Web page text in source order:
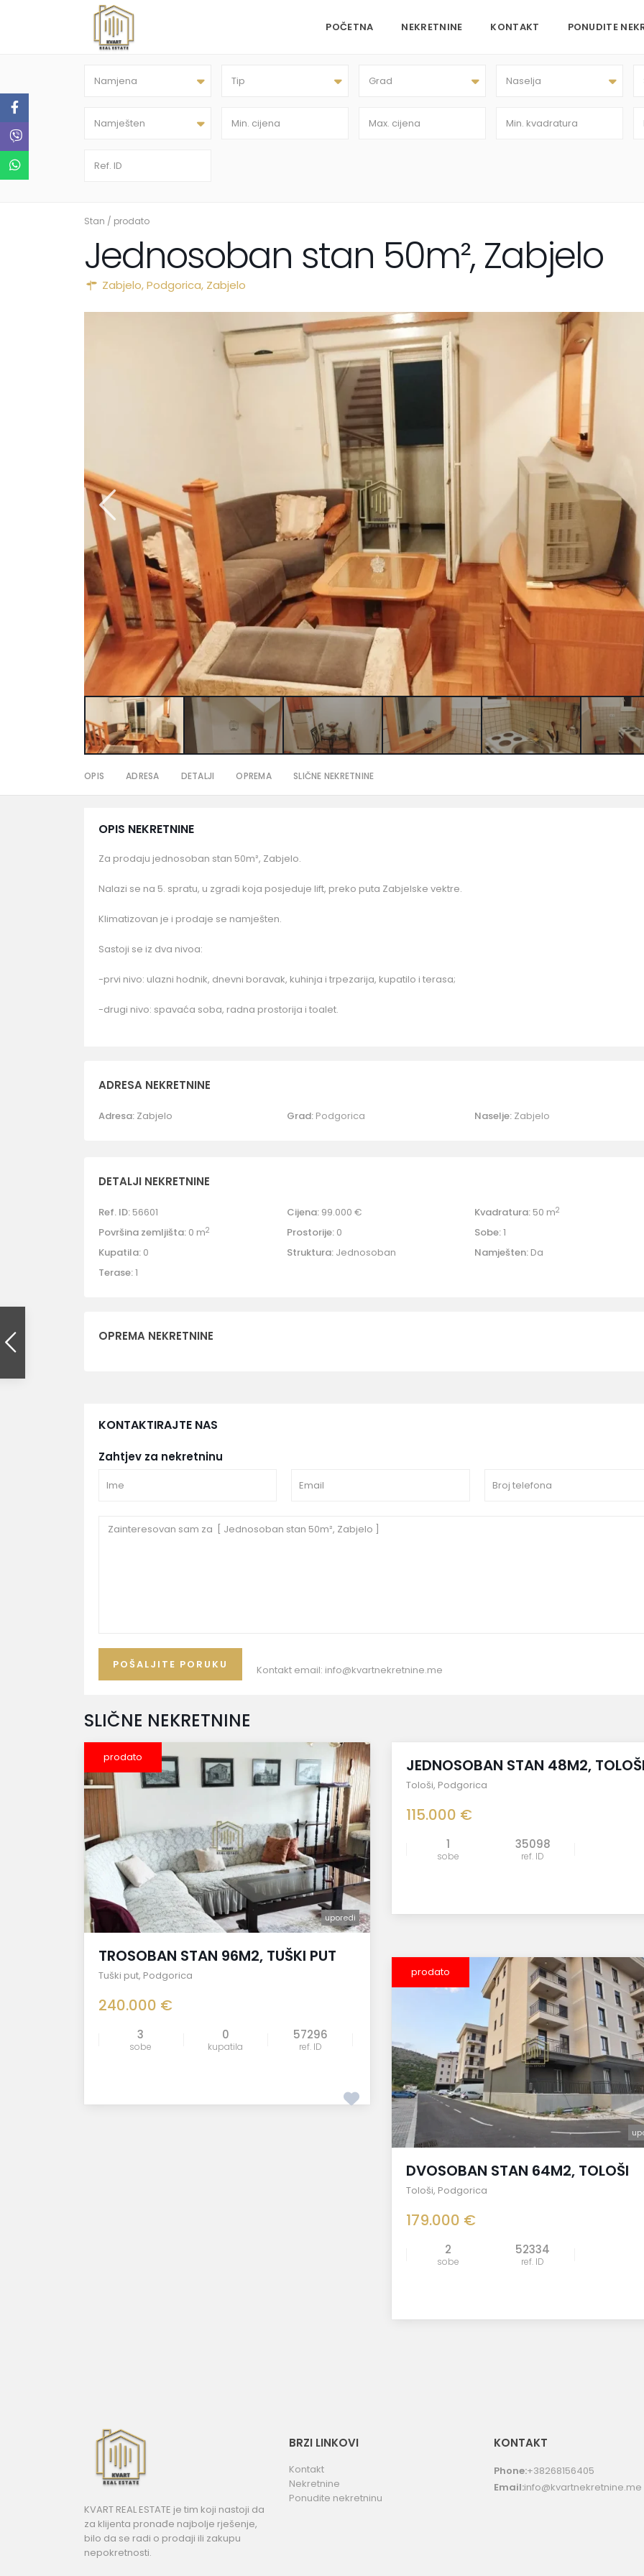
POČETNA NEKRETNINE KONTAKT PONUDITE
Namjena Tip Grad Naselja
Namješten
Stan / prodato
Jednosoban stan 50m², Zabjelo
Zabjelo,Podgorica, Zabjelo
OPIS ADRESA DETALJI OPREMA SLIČNE NEKRETNINE
OPIS NEKRETNINE
Za prodaju jednosoban stan 50m², Zabjelo.
Nalazi se na 5. spratu, u zgradi koja posjeduje lift, preko puta Zabjelske vektre.
Klimatizovan je i prodaje se namješten.
Sastoji se iz dva nivoa:
-prvi nivo: ulazni hodnik, dnevni boravak, kuhinja i trpezarija, kupatilo i terasa;
-drugi nivo: spavaća soba, radna prostorija i toalet.
ADRESA NEKRETNINE
Adresa: Zabjelo Grad: Podgorica Naselje: Zabjelo
DETALJI NEKRETNINE
Ref. ID: 56601 Cijena: 99.000 € Kvadratura: 50 m2
Površina zemljišta: 0 m2 Prostorije:0 Sobe:1
Kupatila: 0 Struktura:Jednosoban Namješten: Da
Terase:1
OPREMA NEKRETNINE
KONTAKTIRAJTE NAS
Zahtjev za nekretninu
Kontakt email: info@kvartnekretnine.me
SLIČNE NEKRETNINE
prodato
uporedi
TROSOBAN STAN 96M2, TUŠKI PUT
Tuški put, Podgorica
240.000 €
3
sobe
0
kupatila
57296
ref. ID
prodato
uporedi
JEDNOSOBAN STAN 48M2,
Tološi, Podgorica
115.000 €
1
sobe
35098
ref. ID
prodato
DVOSOBAN STAN 64M2, TOLOŠI
Tološi, Podgorica
179.000 €
2
sobe
52334
ref. ID
KVART REAL ESTATE je tim koji nastoji da
za klijenta pronađe najbolje rješenje,
bilo da se radi o prodaji ili zakupu
nepokretnosti.
BRZI LINKOVI
Kontakt
Nekretnine
Ponudite nekretninu
KONTAKT
Phone:+38268156405
Email:info@kvartnekretnine.me